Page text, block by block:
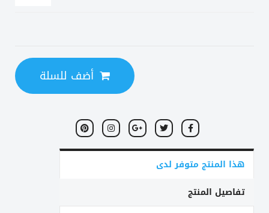
أضف للسلة
هذا المنتج متوفر لدى
تفاصيل المنتج